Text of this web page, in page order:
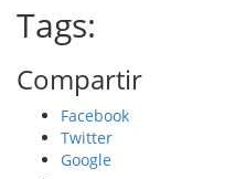
Tags:
Compartir
Facebook
Twitter
Google